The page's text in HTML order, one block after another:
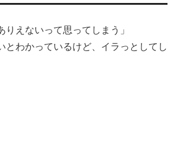
りえないって思ってしまう」
とわかっているけど、イラっとしてし